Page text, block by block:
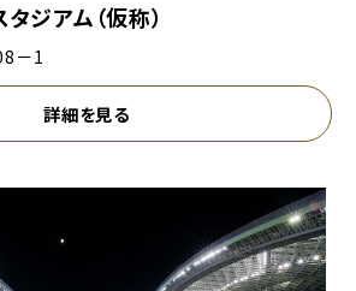
ジアム（仮称）
－1
詳細を見る